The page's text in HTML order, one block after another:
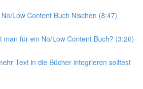
Low Content Buch Nischen (8:47)
man für ein No/Low Content Buch? (3:26)
Text in die Bücher integrieren solltest